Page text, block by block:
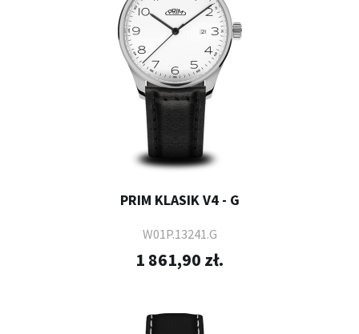
PRIM KLASIK V4 - G
W01P.13241.G
1 861,90 zł.